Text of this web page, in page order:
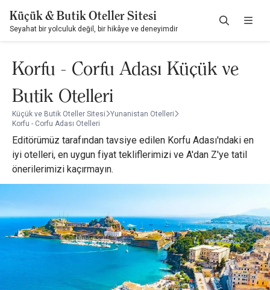
Küçük & Butik Oteller Sitesi
Seyahat bir yolculuk değil, bir hikâye ve deneyimdir
Korfu - Corfu Adası Küçük ve
Butik Otelleri
Küçük ve Butik Oteller Sitesi
Yunanistan Otelleri
Korfu - Corfu Adası Otelleri
Editörümüz tarafından tavsiye edilen Korfu Adası'ndaki en
iyi otelleri, en uygun fiyat tekliflerimizi ve A'dan Z'ye tatil
önerilerimizi kaçırmayın.